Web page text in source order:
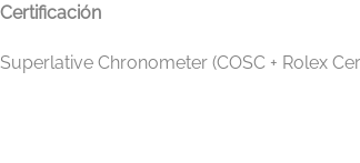
Certificación
Superlative Chronometer (COSC + Rolex